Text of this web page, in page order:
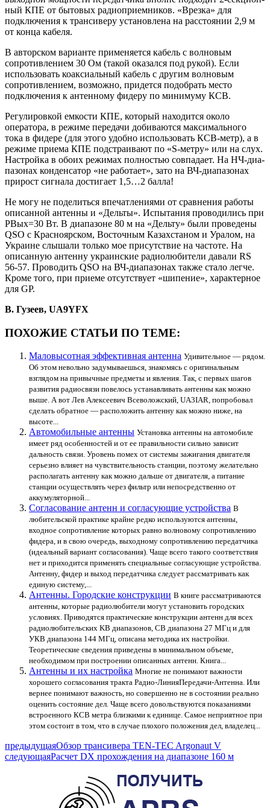
ный КПЕ от бытовых радиоприемников. «Врезка» для
подключения к трансиверу установлена на расстоянии 2,9 м
от конца кабеля.
В авторском варианте применяется кабель с волновым
сопротивлением 30 Ом (такой оказался под рукой). Если
использовать коаксиальный кабель с другим волновым
сопротивлением, возможно, придется подобрать место
подключения к антенному фидеру по минимуму КСВ.
Регулировкой емкости КПЕ, который находится около
оператора, в режиме передачи добиваются максимального
тока в фидере (для этого удобно использовать КСВ-метр), а в
режиме приема КПЕ подстраивают по «S-метру» или на слух.
Настройка в обоих режимах полностью совпадает. На НЧ-диа-
пазонах конденсатор «не работает», зато на ВЧ-диапазонах
прирост сигнала достигает 1,5…2 балла!
Не могу не поделиться впечатлениями от сравнения работы
описанной антенны и «Дельты». Испытания проводились при
РВых=30 Вт. В диапазоне 80 м на «Дельту» были проведены
QSO с Красноярском, Восточным Казахстаном и Уралом, на
Украине слышали только мое присутствие на частоте. На
описанную антенну украинские радиолюбители давали RS
56-57. Проводить QSO на ВЧ-диапазонах также стало легче.
Кроме того, при приеме отсутствует «шипение», характерное
для GP.
В. Гузеев, UA9YFX
ПОХОЖИЕ СТАТЬИ ПО ТЕМЕ:
Маловысотная эффективная антенна Удивительное — рядом.
Об этом невольно задумываешься, знакомясь с оригинальным
взглядом на привычные предметы и явления. Так, с первых шагов
развития радиосвязи повелось устанавливать антенны как можно
выше. А вот Лев Алексеевич Всеволожский, UA3IAR, попробовал
сделать обратное — расположить антенну как можно ниже, на
высоте...
Автомобильные антенны Установка антенны на автомобиле
имеет ряд особенностей и от ее правильности сильно зависит
дальность связи. Уровень помех от системы зажигания двигателя
серьезно влияет на чувствительность станции, поэтому желательно
располагать антенну как можно дальше от двигателя, а питание
станции осуществлять через фильтр или непосредственно от
аккумуляторной...
Согласование антенн и согласующие устройства В
любительской практике крайне редко используются антенны,
входное сопротивление которых равно волновому сопротивлению
фидера, и в свою очередь, выходному сопротивлению передатчика
(идеальный вариант согласования). Чаще всего такого соответствия
нет и приходится применять специальные согласующие устройства.
Антенну, фидер и выход передатчика следует рассматривать как
единую систему,...
Антенны. Городские конструкции В книге рассматриваются
антенны, которые радиолюбители могут установить городских
условиях. Приводятся практические конструкции антенн для всех
радиолюбительских KB диапазонов, СВ диапазона 27 МГц и для
УКВ диапазона 144 МГц, описана методика их настройки.
Теоретические сведения приведены в минимальном объеме,
необходимом при построении описанных антенн. Книга...
Антенны и их настройка Многие не понимают важности
хорошего согласования тракта Радио-ЛинияПередачи-Антенна. Или
вернее понимают важность, но совершенно не в состоянии реально
оценить состояние дел. Чаще всего довольствуются показаниями
встроенного КСВ метра близкими к единице. Самое неприятное при
этом состоит в том, что в случае плохого положения дел, владелец...
предыдущаяОбзор трансивера TEN-TEC Argonaut V
следующаяРасчет DX прохождения на диапазоне 160 м